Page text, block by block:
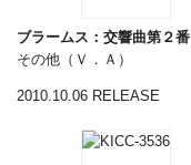
ブラームス：交響曲第２番
その他（Ｖ．Ａ）
2010.10.06 RELEASE